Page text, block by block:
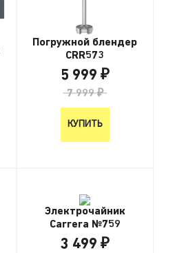
Погружной блендер
CRR573
5 999 ₽
7 999 ₽
КУПИТЬ
Электрочайник
Carrera №759
3 499 ₽